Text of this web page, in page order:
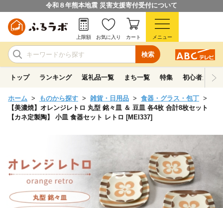
令和８年熊本地震 災害支援寄付受付について
検索
上限額 お気に入り カート メニュー
トップ ランキング 返礼品一覧 まち一覧 特集 初心者ガイド
ホーム ものから探す 雑貨・日用品
食器・グラス・包丁
【美濃焼】オレンジレトロ 丸型 銘々皿 ＆ 豆皿 各4枚 合計8枚セット
【カネ定製陶】 小皿 食器セット レトロ [MEI337]